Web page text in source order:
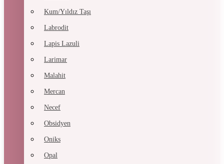
Kum/Yıldız Taşı
Labrodit
Lapis Lazuli
Larimar
Malahit
Mercan
Necef
Obsidyen
Oniks
Opal